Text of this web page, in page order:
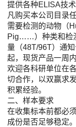
提供各种ELISA技
凡购买本公司目录
需要检测的动物（
Pig……）种类和检
量（48T/96T）通
起，现货产品一周
欢迎各科研单位在
切合作，以双赢求
积累经验。
二、样本要求
在收集标本前都必
成份是否足够稳定